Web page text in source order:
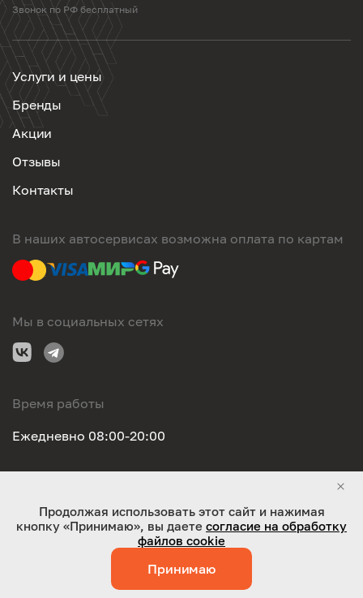
Звонок по РФ бесплатный
Услуги и цены
Бренды
Акции
Отзывы
Контакты
В наших автосервисах возможна оплата по картам
Мы в социальных сетях
Время работы
Ежедневно 08:00-20:00
ООО "Оригинал-сервис". Все права защищены 2026
Работает на технологиях:Jaky
Продолжая использовать этот сайт и нажимая
кнопку «Принимаю», вы даете согласие на обработку
файлов cookie
Принимаю